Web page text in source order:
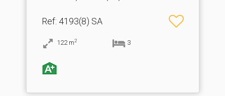
Ref: 4193(8) SA
122 m2 3